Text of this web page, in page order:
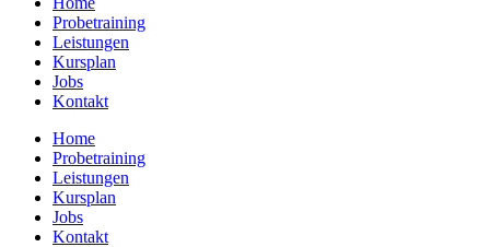
Probetraining
Leistungen
Kursplan
Jobs
Kontakt
Home
Probetraining
Leistungen
Kursplan
Jobs
Kontakt